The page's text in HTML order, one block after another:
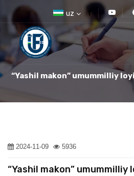
uz
“Yashil makon” umummilliy
2024-11-09 5936
“Yashil makon” umummilliy